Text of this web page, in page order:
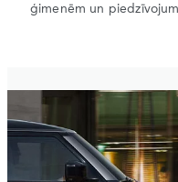
ģimenēm un